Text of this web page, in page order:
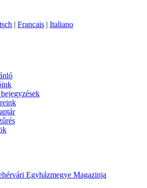
| Francais | Italiano
Egyházmegye Magazinja